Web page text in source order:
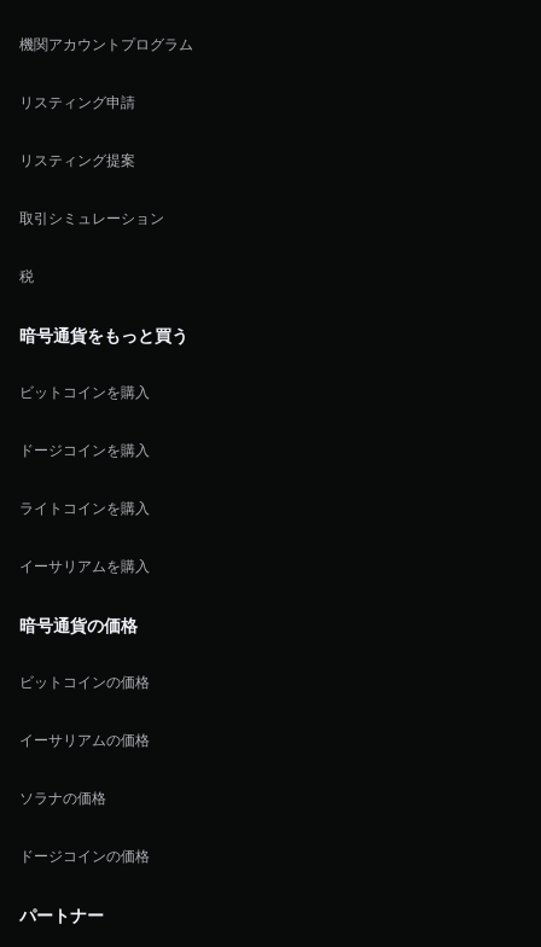
機関アカウントプログラム
リスティング申請
リスティング提案
取引シミュレーション
税
暗号通貨をもっと買う
ビットコインを購入
ドージコインを購入
ライトコインを購入
イーサリアムを購入
暗号通貨の価格
ビットコインの価格
イーサリアムの価格
ソラナの価格
ドージコインの価格
パートナー